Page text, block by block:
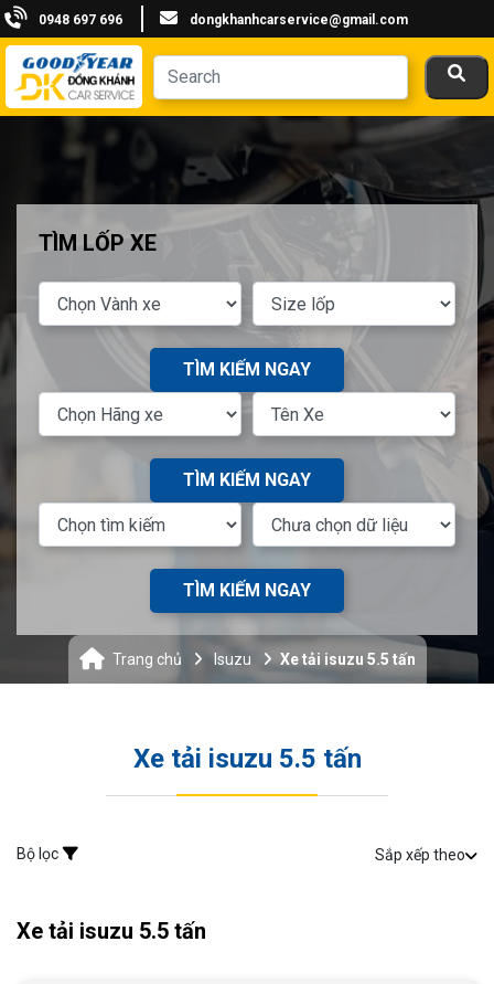
0948 697 696 dongkhanhcarservice@gmail.com
TÌM LỐP XE
TÌM KIẾM NGAY
TÌM KIẾM NGAY
TÌM KIẾM NGAY
Trang chủ Isuzu Xe tải isuzu 5.5 tấn
Xe tải isuzu 5.5 tấn
Bộ lọc Sắp xếp theo
Xe tải isuzu 5.5 tấn